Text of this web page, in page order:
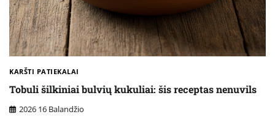
KARŠTI PATIEKALAI
Tobuli šilkiniai bulvių kukuliai: šis receptas nenuvils
2026 16 Balandžio